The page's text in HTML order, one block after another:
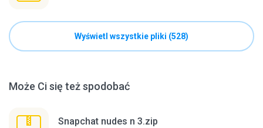
Wyświetl wszystkie pliki (528)
Może Ci się też spodobać
Snapchat nudes n 3.zip